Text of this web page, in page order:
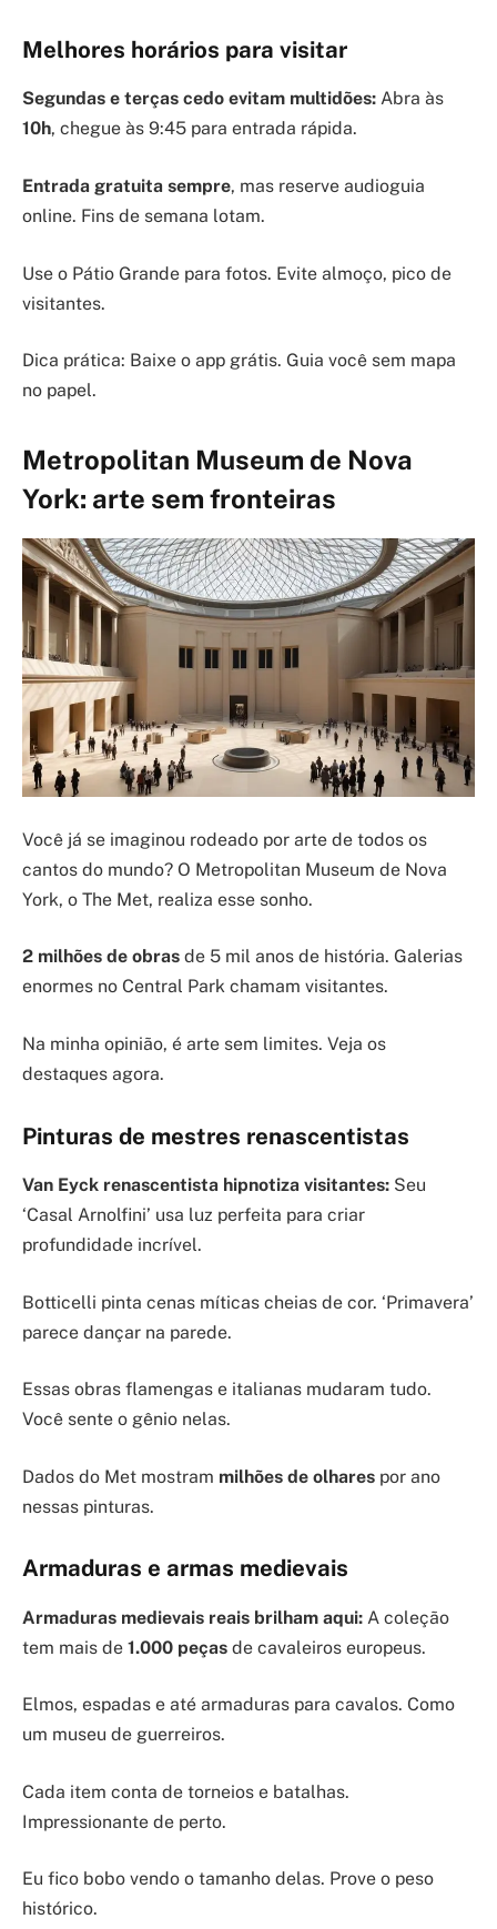
Melhores horários para visitar
Segundas e terças cedo evitam multidões: Abra às
10h, chegue às 9:45 para entrada rápida.
Entrada gratuita sempre, mas reserve audioguia
online. Fins de semana lotam.
Use o Pátio Grande para fotos. Evite almoço, pico de
visitantes.
Dica prática: Baixe o app grátis. Guia você sem mapa
no papel.
Metropolitan Museum de Nova
York: arte sem fronteiras
Você já se imaginou rodeado por arte de todos os
cantos do mundo? O Metropolitan Museum de Nova
York, o The Met, realiza esse sonho.
2 milhões de obras de 5 mil anos de história. Galerias
enormes no Central Park chamam visitantes.
Na minha opinião, é arte sem limites. Veja os
destaques agora.
Pinturas de mestres renascentistas
Van Eyck renascentista hipnotiza visitantes: Seu
‘Casal Arnolfini’ usa luz perfeita para criar
profundidade incrível.
Botticelli pinta cenas míticas cheias de cor. ‘Primavera’
parece dançar na parede.
Essas obras flamengas e italianas mudaram tudo.
Você sente o gênio nelas.
Dados do Met mostram milhões de olhares por ano
nessas pinturas.
Armaduras e armas medievais
Armaduras medievais reais brilham aqui: A coleção
tem mais de 1.000 peças de cavaleiros europeus.
Elmos, espadas e até armaduras para cavalos. Como
um museu de guerreiros.
Cada item conta de torneios e batalhas.
Impressionante de perto.
Eu fico bobo vendo o tamanho delas. Prove o peso
histórico.